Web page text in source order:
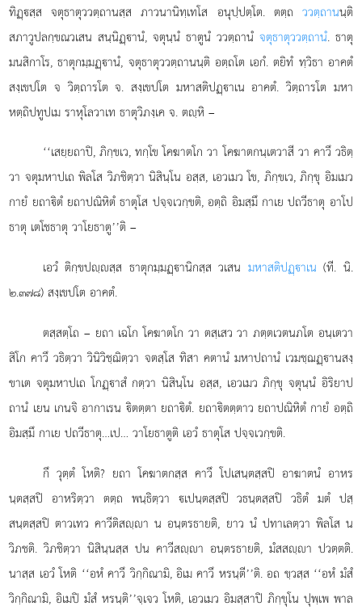
ทิฏฺสฺส จตุธาตุววตฺถานสฺส ภาวนานิทฺเทโส อนุปฺปตฺโต. ตตฺถ ววตฺถานนฺติ
สภาวูปลกฺขณวเสน สนฺนิฏฺานํ, จตุนฺนํ ธาตูนํ ววตฺถานํ จตุธาตุววตฺถานํ. ธาตุ
มนสิกาโร, ธาตุกมฺมฏฺานํ, จตุธาตุววตฺถานนฺติ อตฺถโต เอกํ. ตยิทํ ทฺวิธา อาคตํ
สงฺเขปโต จ วิตฺถารโต จ. สงฺเขปโต มหาสติปฏฺาเน อาคตํ. วิตฺถารโต มหา
หตฺถิปทูปเม ราหุโลวาเท ธาตุวิภงฺเค จ. ตฺหิ –
‘‘เสยฺยถาปิ, ภิกฺขเว, ทกฺโข โคฆาตโก วา โคฆาตกนฺเตวาสี วา คาวึ วธิตฺ
วา จตุมหาปเถ พิลโสวิภชิตฺวา นิสินฺโน อสฺส, เอวเมว โข, ภิกฺขเว, ภิกฺขุ อิมเมว
กายํ ยถาิตํ ยถาปณิหิตํ ธาตุโส ปจฺจเวกฺขติ, อตฺถิ อิมสฺมึ กาเย ปถวีธาตุ อาโป
ธาตุ เตโชธาตุ วาโยธาตู’’ติ –
เอวํ ติกฺขปฺสฺส ธาตุกมฺมฏฺานิกสฺส วเสน มหาสติปฏฺาเน (ที. นิ.
๒.๓๗๘) สงฺเขปโต อาคตํ.
ตสฺสตฺโถ – ยถา เฉโก โคฆาตโก วา ตสฺเสว วา ภตฺตเวตนภโต อนฺเตวา
สิโก คาวึ วธิตฺวา วินิวิชฺฌิตฺวา จตสฺโส ทิสา คตานํ มหาปถานํ เวมชฺฌฏฺานสงฺ
ขาเต จตุมหาปเถ โกฏฺาสํ กตฺวา นิสินฺโน อสฺส, เอวเมว ภิกฺขุ จตุนฺนํ อิริยาป
ถานํ เยน เกนจิ อากาเรน ิตตฺตา ยถาิตํ. ยถาิตตฺตาว ยถาปณิหิตํ กายํ อตฺถิ
อิมสฺมึ กาเย ปถวีธาตุ…เป… วาโยธาตูติ เอวํ ธาตุโส ปจฺจเวกฺขติ.
กึ วุตฺตํ โหติ? ยถา โคฆาตกสฺส คาวึ โปเสนฺตสฺสปิ อาฆาตนํ อาหร
นฺตสฺสปิ อาหริตฺวา ตตฺถ พนฺธิตฺวา เปนฺตสฺสปิ วธนฺตสฺสปิ วธิตํ มตํ ปสฺ
สนฺตสฺสปิ ตาวเทว คาวีติสฺา น อนฺตรธายติ, ยาว นํ ปทาเลตฺวา พิลโส น
วิภชติ. วิภชิตฺวา นิสินฺนสฺส ปน คาวีสฺา อนฺตรธายติ, มํสสฺา ปวตฺตติ.
นาสฺส เอวํ โหติ ‘‘อหํ คาวึ วิกฺกิณามิ, อิเม คาวึ หรนฺตี’’ติ. อถ ขฺวสฺส ‘‘อหํ มํสํ
วิกฺกิณามิ, อิเมปิ มํสํ หรนฺติ’’จฺเจว โหติ, เอวเมว อิมสฺสาปิ ภิกฺขุโน ปุพฺเพ พาล